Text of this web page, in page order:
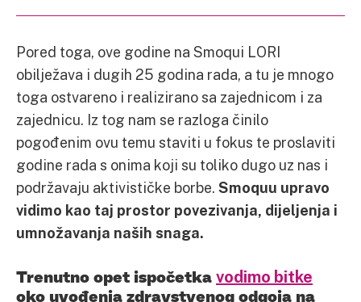
Pored toga, ove godine na Smoqui LORI
obilježava i dugih 25 godina rada, a tu je mnogo
toga ostvareno i realizirano sa zajednicom i za
zajednicu. Iz tog nam se razloga činilo
pogođenim ovu temu staviti u fokus te proslaviti
godine rada s onima koji su toliko dugo uz nas i
podržavaju aktivističke borbe. Smoquu upravo
vidimo kao taj prostor povezivanja, dijeljenja i
umnožavanja naših snaga.
Trenutno opet ispočetka vodimo bitke
oko uvođenja zdravstvenog odgoja na